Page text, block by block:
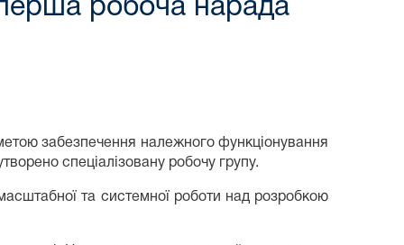
перша робоча нарада
забезпечення належного функціонування
спеціалізовану робочу групу.
та системної роботи над розробкою